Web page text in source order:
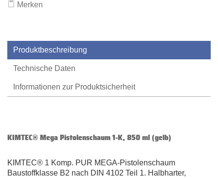
Merken
Produktbeschreibung
Technische Daten
Informationen zur Produktsicherheit
KIMTEC® Mega Pistolenschaum 1-K, 850 ml (gelb)
KIMTEC® 1 Komp. PUR MEGA-Pistolenschaum
Baustoffklasse B2 nach DIN 4102 Teil 1. Halbharter,